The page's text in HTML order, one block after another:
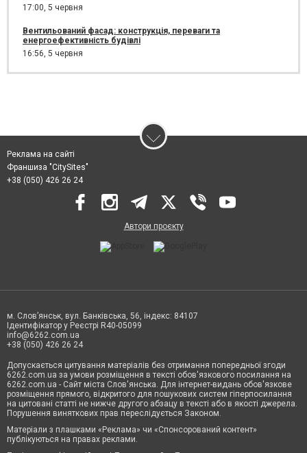
17:00, 5 червня
Вентильований фасад: конструкція, переваги та
енергоефективність будівлі
16:56, 5 червня
Реклама на сайті
Франшиза "CitySites"
+38 (050) 426 26 24
Автори проєкту
м. Слов’янськ, вул. Банківська, 56, індекс: 84107
Ідентифікатор у Реєстрі R40-05099
info@6262.com.ua
+38 (050) 426 26 24
Допускається цитування матеріалів без отримання попередньої згоди
6262.com.ua за умови розміщення в тексті обов'язкового посилання на
6262.com.ua - Сайт міста Слов'янська. Для інтернет-видань обов'язкове
розміщення прямого, відкритого для пошукових систем гіперпосилання
на цитовані статті не нижче другого абзацу в тексті або в якості джерела.
Порушення виняткових прав переслідується Законом.
Матеріали з плашками «Реклама» чи «Спонсорований контент»
публікуються на правах реклами.